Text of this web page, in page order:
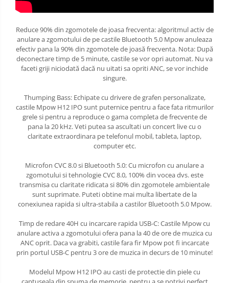
Reduce 90% din zgomotele de joasa frecventa: algoritmul activ de
anulare a zgomotului de pe castile Bluetooth 5.0 Mpow anuleaza
efectiv pana la 90% din zgomotele de joasă frecventa. Nota: După
deconectare timp de 5 minute, castile se vor opri automat. Nu va
faceti griji niciodată dacă nu uitati sa opriti ANC, se vor inchide
singure.
Thumping Bass: Echipate cu drivere de grafen personalizate,
castile Mpow H12 IPO sunt puternice pentru a face fata ritmurilor
grele si pentru a reproduce o gama completa de frecvente de
pana la 20 kHz. Veti putea sa ascultati un concert live cu o
claritate extraordinara pe telefonul mobil, tableta, laptop,
computer etc.
Microfon CVC 8.0 si Bluetooth 5.0: Cu microfon cu anulare a
zgomotului si tehnologie CVC 8.0, 100% din vocea dvs. este
transmisa cu claritate ridicata si 80% din zgomotele ambientale
sunt suprimate. Puteti obtine mai multa libertate de la
conexiunea rapida si ultra-stabila a castilor Bluetooth 5.0 Mpow.
Timp de redare 40H cu incarcare rapida USB-C: Castile Mpow cu
anulare activa a zgomotului ofera pana la 40 de ore de muzica cu
ANC oprit. Daca va grabiti, castile fara fir Mpow pot fi incarcate
prin portul USB-C pentru 3 ore de muzica in decurs de 10 minute!
Modelul Mpow H12 IPO au casti de protectie din piele cu